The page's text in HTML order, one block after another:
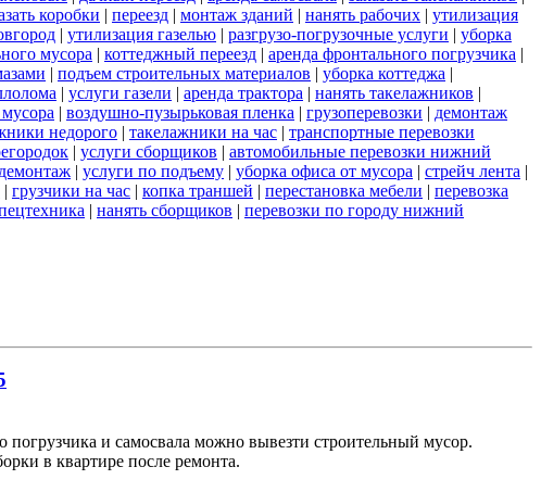
коробки | переезд | монтаж зданий | нанять рабочих | утилизация
| утилизация газелью | разгрузо-погрузочные услуги | уборка
мусора | коттеджный переезд | аренда фронтального погрузчика |
| подъем строительных материалов | уборка коттеджа |
| услуги газели | аренда трактора | нанять такелажников |
| воздушно-пузырьковая пленка | грузоперевозки | демонтаж
недорого | такелажники на час | транспортные перевозки
| услуги сборщиков | автомобильные перевозки нижний
демонтаж | услуги по подъему | уборка офиса от мусора | стрейч лента |
| грузчики на час | копка траншей | перестановка мебели | перевозка
| нанять сборщиков | перевозки по городу нижний
и самосвала можно вывезти строительный мусор.
в квартире после ремонта.